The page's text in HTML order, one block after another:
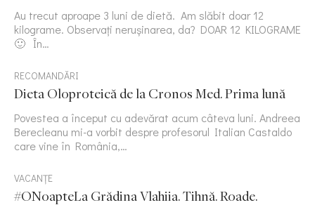
Au trecut aproape 3 luni de dietă. Am slăbit doar 12
kilograme. Observați nerușinarea, da? DOAR 12 KILOGRAME
🙂 În…
RECOMANDĂRI
Dieta Oloproteică de la Cronos Med. Prima lună
Povestea a început cu adevărat acum câteva luni. Andreea
Berecleanu mi-a vorbit despre profesorul Italian Castaldo
care vine în România,…
VACANȚE
#ONoapteLa Grădina Vlahiia. Tihnă. Roade.